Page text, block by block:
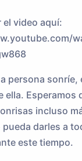
el video aquí:
persona sonríe,
ella. Esperamos
incluso
pueda darles a
este tiempo.